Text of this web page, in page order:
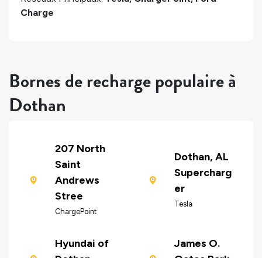
Charge
Bornes de recharge populaire à
Dothan
207 North
Saint
Andrews
Stree
ChargePoint
Dothan, AL
Supercharg
er
Tesla
Hyundai of
James O.